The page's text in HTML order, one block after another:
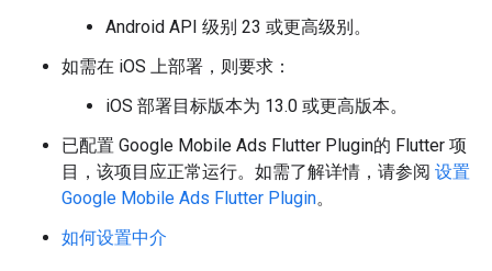
Android API 级别 23 或更高级别。
如需在 iOS 上部署，则要求：
iOS 部署目标版本为 13.0 或更高版本。
已配置 Google Mobile Ads Flutter Plugin的 Flutter 项
目，该项目应正常运行。如需了解详情，请参阅 设置
Google Mobile Ads Flutter Plugin。
如何设置中介